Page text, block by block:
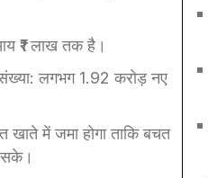
₹1 लाख तक है।
संख्या: लगभग 1.92 करोड़ नए
खाते में जमा होगा ताकि बचत
सके।